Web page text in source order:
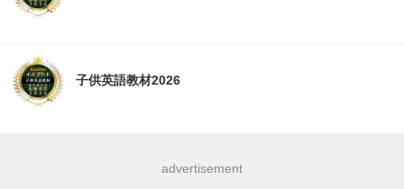
子供英語教材2026
advertisement